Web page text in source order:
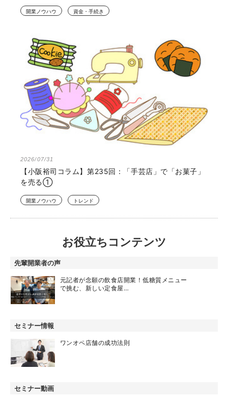
開業ノウハウ 資金・手続き
2026/07/31
【小阪裕司コラム】第235回：「手芸店」で「お菓子」
を売る①
開業ノウハウ トレンド
お役立ちコンテンツ
先輩開業者の声
元記者が念願の飲食店開業！低糖質メニュー
で挑む、新しい定食屋…
セミナー情報
ワンオペ店舗の成功法則
セミナー動画